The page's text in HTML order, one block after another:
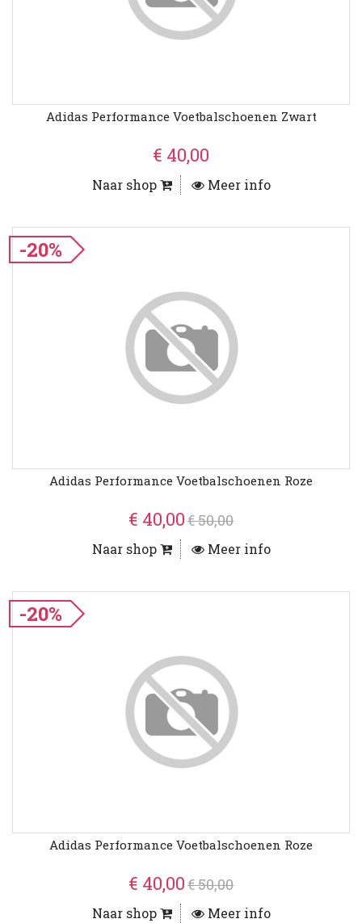
Adidas Performance Voetbalschoenen Zwart
€ 40,00
Naar shop Meer info
-20%
Adidas Performance Voetbalschoenen Roze
€ 40,00€ 50,00
Naar shop Meer info
-20%
Adidas Performance Voetbalschoenen Roze
€ 40,00€ 50,00
Naar shop Meer info